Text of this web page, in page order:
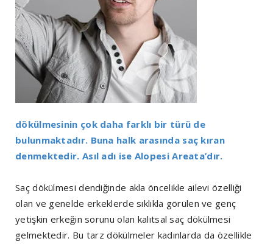
dökülmesinin çok daha farklı bir türü de
bulunmaktadır. Buna halk arasında saç kıran
denmektedir. Asıl adı ise Alopesi Areata’dır.
Saç dökülmesi dendiğinde akla öncelikle ailevi özelliği
olan ve genelde erkeklerde sıklıkla görülen ve genç
yetişkin erkeğin sorunu olan kalıtsal saç dökülmesi
gelmektedir. Bu tarz dökülmeler kadınlarda da özellikle